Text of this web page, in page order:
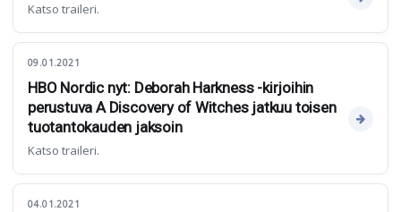
Katso traileri.
09.01.2021
HBO Nordic nyt: Deborah Harkness -kirjoihin
perustuva A Discovery of Witches jatkuu toisen
tuotantokauden jaksoin
Katso traileri.
04.01.2021